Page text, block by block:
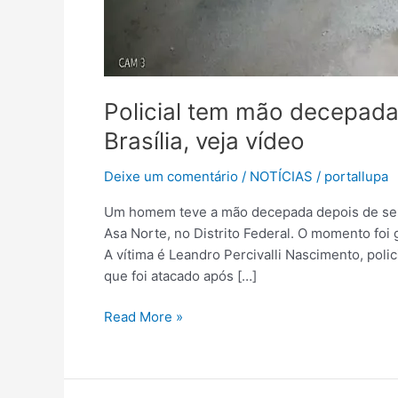
Policial tem mão
Brasília, veja vídeo
Deixe um comentário / NOTÍCIAS / portallupa
Um homem teve a mão decepada depois de
Asa Norte, no Distrito Federal. O momento
A vítima é Leandro Percivalli Nascimento,
que foi atacado após […]
Read More »